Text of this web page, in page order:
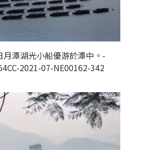
月潭湖光小船優游於潭中。-
2021-07-NE00162-342